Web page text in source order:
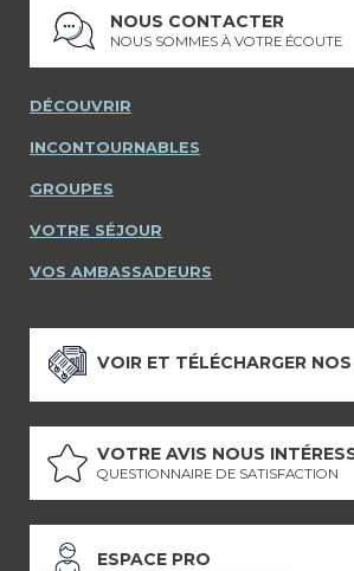
NOUS CONTACTER
NOUS SOMMES À VOTRE ÉCOUTE
DÉCOUVRIR
INCONTOURNABLES
GROUPES
VOTRE SÉJOUR
VOS AMBASSADEURS
VOIR ET TÉLÉCHARGER
VOTRE AVIS NOUS
QUESTIONNAIRE DE SATISFACTION
ESPACE PRO